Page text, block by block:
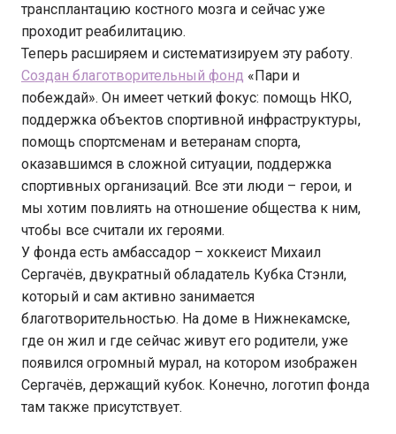
трансплантацию костного мозга и сейчас уже
проходит реабилитацию.
Теперь расширяем и систематизируем эту работу.
Создан благотворительный фонд «Пари и
побеждай». Он имеет четкий фокус: помощь НКО,
поддержка объектов спортивной инфраструктуры,
помощь спортсменам и ветеранам спорта,
оказавшимся в сложной ситуации, поддержка
спортивных организаций. Все эти люди – герои, и
мы хотим повлиять на отношение общества к ним,
чтобы все считали их героями.
У фонда есть амбассадор – хоккеист Михаил
Сергачёв, двукратный обладатель Кубка Стэнли,
который и сам активно занимается
благотворительностью. На доме в Нижнекамске,
где он жил и где сейчас живут его родители, уже
появился огромный мурал, на котором изображен
Сергачёв, держащий кубок. Конечно, логотип фонда
там также присутствует.